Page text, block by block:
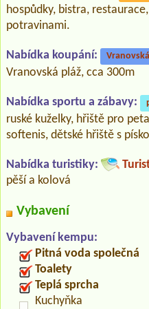
hospůdky, bistra,
potravinami.
Nabídka koupání:
Vranovská pláž, cca 300m
Nabídka sportu a zábavy:
ruské kuželky, hřiště pro
softenis, dětské hřiště s
Nabídka turistiky:
pěší a kolová
Vybavení
Vybavení kempu:
Pitná voda společná
Toalety
Teplá sprcha
Kuchyňka